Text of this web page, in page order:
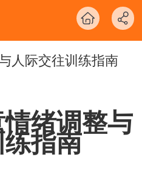
人际交往训练指南
绪调整与
指南